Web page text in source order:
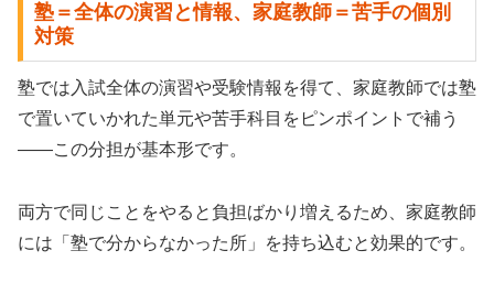
塾＝全体の演習と情報、家庭教師＝苦手の個別
対策
塾では入試全体の演習や受験情報を得て、家庭教師では塾
で置いていかれた単元や苦手科目をピンポイントで補う
——この分担が基本形です。
両方で同じことをやると負担ばかり増えるため、家庭教師
には「塾で分からなかった所」を持ち込むと効果的です。